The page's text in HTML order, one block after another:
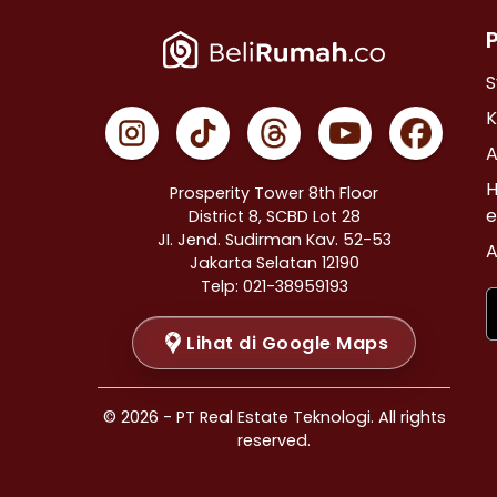
Properti Dijual di Johar Baru >
Properti Dijual di Menteng >
Properti Dijual di Tanah Abang >
Properti Dijual di Kramat >
Properti Dijual di Bendungan Hilir >
Properti Dijual di Jakarta Selatan >
Properti Dijual di Cilandak >
Properti Dijual di Gandaria Selatan >
Properti Dijual di Cipete Selatan >
Properti Dijual di Lenteng Agung >
Properti Dijual di Pondok Pinang >
Properti Dijual di Kebayoran Baru >
Properti Dijual di Mampang Prapatan >
Prosperity Tower 8th Floor
District 8, SCBD Lot 28
JI. Jend. Sudirman Kav. 52-53
Jakarta Selatan 12190
Telp: 021-38959193
Lihat di Google Maps
© 2026 - PT Real Estate Teknologi. All rights
reserved.